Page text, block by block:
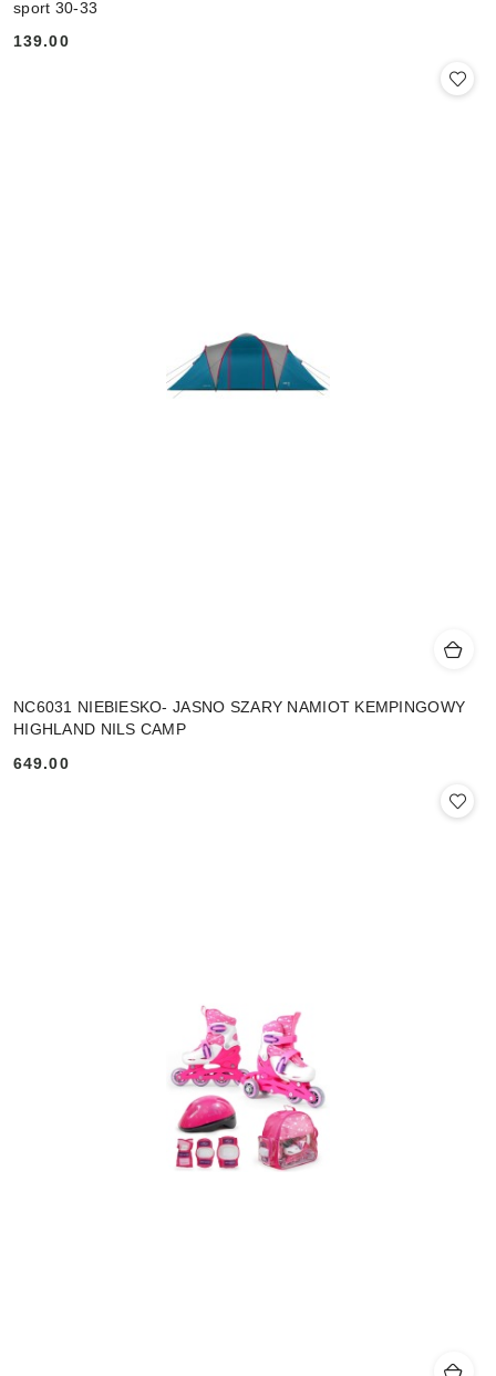
sport 30-33
Cena:
139.00
NC6031 NIEBIESKO- JASNO SZARY NAMIOT KEMPINGOWY
HIGHLAND NILS CAMP
Cena:
649.00